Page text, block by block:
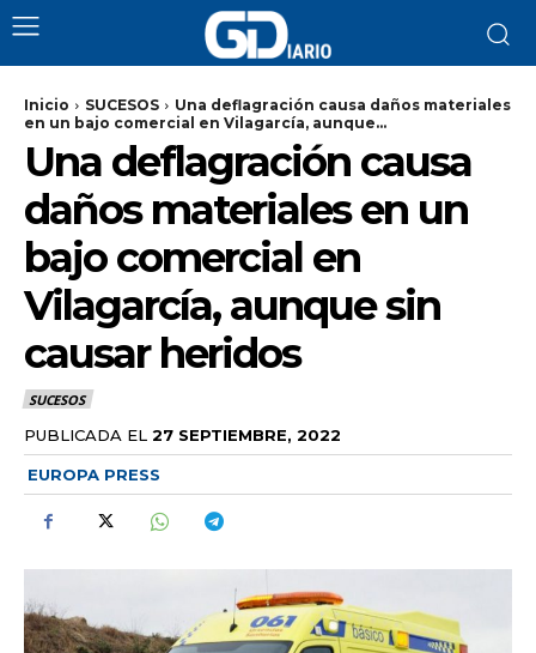
Inicio SUCESOS
Una deflagración causa daños materiales
en un bajo comercial en Vilagarcía, aunque...
Una deflagración causa
daños materiales en un
bajo comercial en
Vilagarcía, aunque sin
causar heridos
SUCESOS
PUBLICADA EL 27 SEPTIEMBRE, 2022
EUROPA PRESS